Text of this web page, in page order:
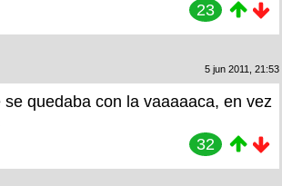
23
5 jun 2011, 21:53
quedaba con la vaaaaaca, en vez
32